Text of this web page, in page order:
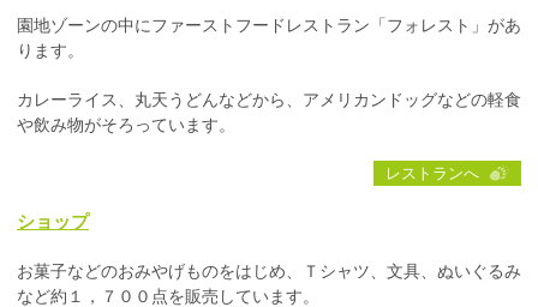
園地ゾーンの中にファーストフードレストラン「フォレスト」があ
ります。
カレーライス、丸天うどんなどから、アメリカンドッグなどの軽食
や飲み物がそろっています。
レストランへ
ショップ
お菓子などのおみやげものをはじめ、Ｔシャツ、文具、ぬいぐるみ
など約１，７００点を販売しています。